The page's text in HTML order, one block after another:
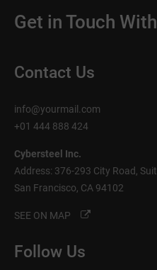
Get in Touch
Contact Us
info@yourmail.com
+01 444 888 424
Cybersteel Inc.
Address: 376-293 City Road,
San Francisco, CA 94102
SEE ON MAP
Follow Us